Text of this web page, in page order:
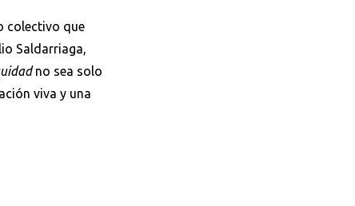
colectivo que
Saldarriaga,
no sea solo
viva y una